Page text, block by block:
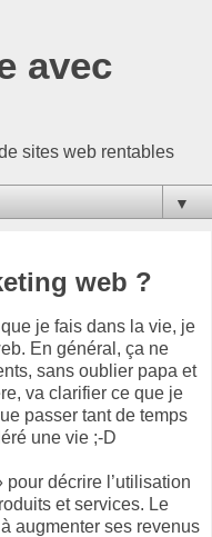
avec
sites web rentables
▼
web ?
je fais dans la vie, je
En général, ça ne
sans oublier papa et
va clarifier ce que je
passer tant de temps
une vie ;-D
pour décrire l’utilisation
et services. Le
augmenter ses revenus